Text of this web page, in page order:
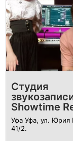
Студия
Showtime
Уфа Уфа, ул. Юрия
41/2.